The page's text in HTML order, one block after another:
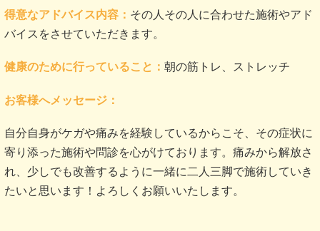
得意なアドバイス内容： その人その人に合わせた施術やアド
バイスをさせていただきます。
健康のために行っていること： 朝の筋トレ、ストレッチ
お客様へメッセージ：
自分自身がケガや痛みを経験しているからこそ、その症状に
寄り添った施術や問診を心がけております。痛みから解放さ
れ、少しでも改善するように一緒に二人三脚で施術していき
たいと思います！よろしくお願いいたします。